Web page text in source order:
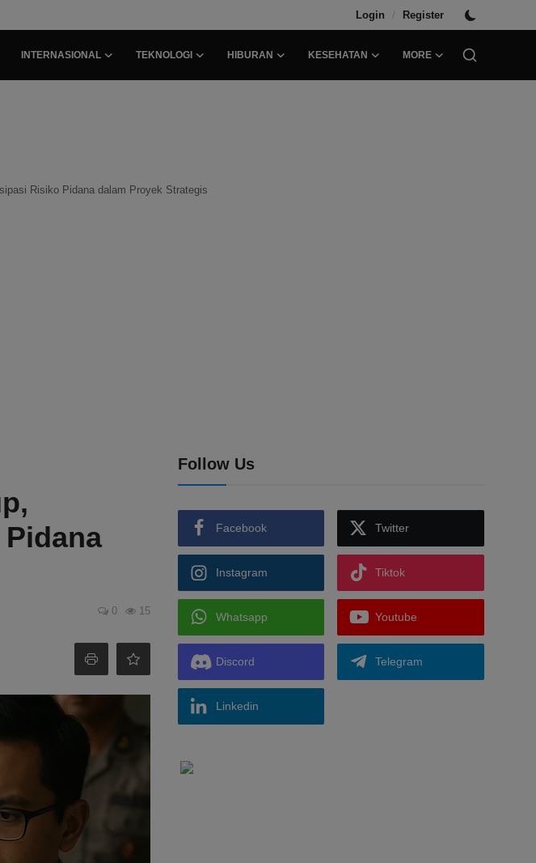
Login / Register
INTERNASIONAL TEKNOLOGI HIBURAN KESEHATAN MORE
Risiko Pidana dalam Proyek Strategis
0 15
Follow Us
Facebook Twitter
Instagram Tiktok
Whatsapp Youtube
Discord Telegram
Linkedin